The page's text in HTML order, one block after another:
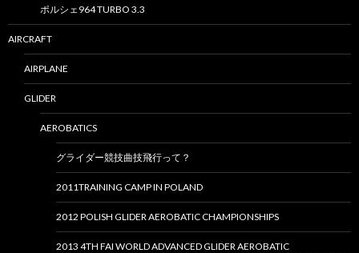
ポルシェ964 TURBO 3.3
AIRCRAFT
AIRPLANE
GLIDER
AEROBATICS
グライダー競技曲技飛行って？
2011TRAINING CAMP IN POLAND
2012 POLISH GLIDER AEROBATIC CHAMPIONSHIPS
2013 4TH FAI WORLD ADVANCED GLIDER AEROBATIC